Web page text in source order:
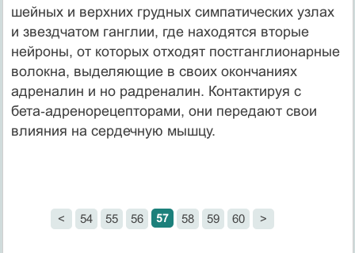
шейных и верхних грудных симпатических узлах
и звездчатом ганглии, где находятся вторые
нейроны, от которых отходят постганглионарные
волокна, выделяющие в своих окончаниях
адреналин и но радреналин. Контактируя с
бета‑адренорецепторами, они передают свои
влияния на сердечную мышцу.
< 54 55 56 57 58 59 60 >